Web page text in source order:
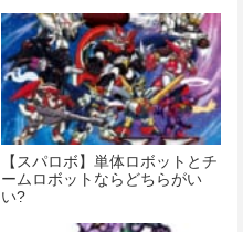
【スパロボ】単体ロボットとチ
ームロボットならどちらがい
い?